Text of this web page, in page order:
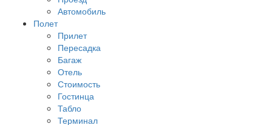
Автомобиль
Полет
Прилет
Пересадка
Багаж
Отель
Стоимость
Гостинца
Табло
Терминал